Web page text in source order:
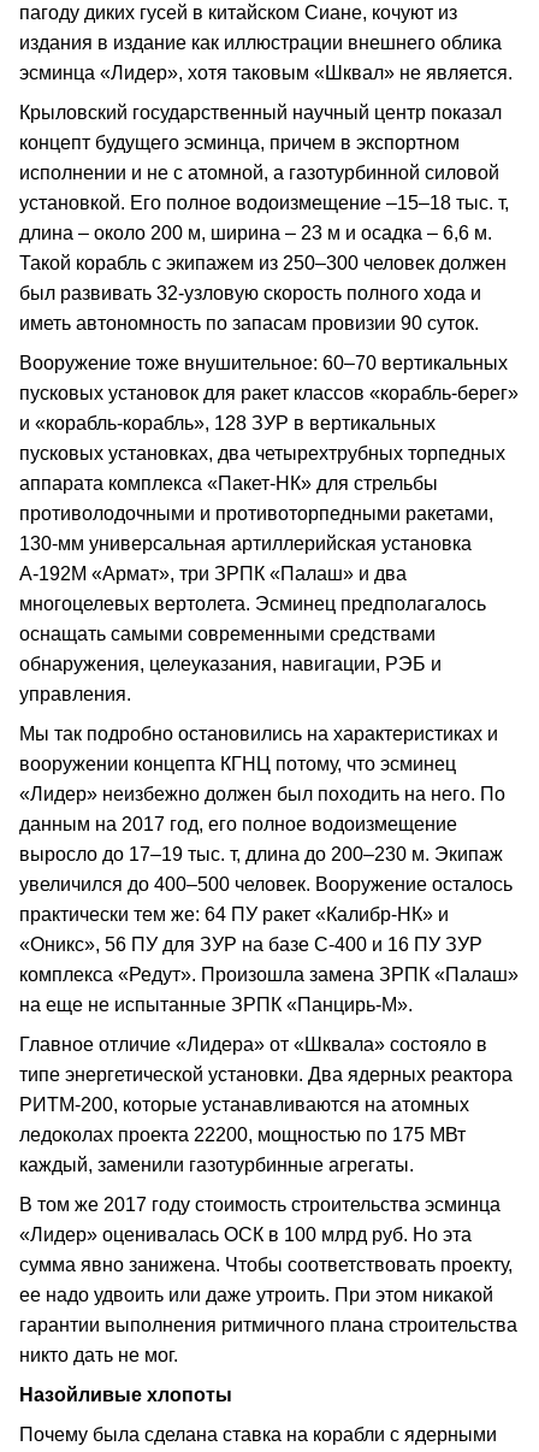
пагоду диких гусей в китайском Сиане, кочуют из
издания в издание как иллюстрации внешнего облика
эсминца «Лидер», хотя таковым «Шквал» не является.
Крыловский государственный научный центр показал
концепт будущего эсминца, причем в экспортном
исполнении и не с атомной, а газотурбинной силовой
установкой. Его полное водоизмещение –15–18 тыс. т,
длина – около 200 м, ширина – 23 м и осадка – 6,6 м.
Такой корабль с экипажем из 250–300 человек должен
был развивать 32-узловую скорость полного хода и
иметь автономность по запасам провизии 90 суток.
Вооружение тоже внушительное: 60–70 вертикальных
пусковых установок для ракет классов «корабль-берег»
и «корабль-корабль», 128 ЗУР в вертикальных
пусковых установках, два четырехтрубных торпедных
аппарата комплекса «Пакет-НК» для стрельбы
противолодочными и противоторпедными ракетами,
130-мм универсальная артиллерийская установка
А-192М «Армат», три ЗРПК «Палаш» и два
многоцелевых вертолета. Эсминец предполагалось
оснащать самыми современными средствами
обнаружения, целеуказания, навигации, РЭБ и
управления.
Мы так подробно остановились на характеристиках и
вооружении концепта КГНЦ потому, что эсминец
«Лидер» неизбежно должен был походить на него. По
данным на 2017 год, его полное водоизмещение
выросло до 17–19 тыс. т, длина до 200–230 м. Экипаж
увеличился до 400–500 человек. Вооружение осталось
практически тем же: 64 ПУ ракет «Калибр-НК» и
«Оникс», 56 ПУ для ЗУР на базе С-400 и 16 ПУ ЗУР
комплекса «Редут». Произошла замена ЗРПК «Палаш»
на еще не испытанные ЗРПК «Панцирь-М».
Главное отличие «Лидера» от «Шквала» состояло в
типе энергетической установки. Два ядерных реактора
РИТМ-200, которые устанавливаются на атомных
ледоколах проекта 22200, мощностью по 175 МВт
каждый, заменили газотурбинные агрегаты.
В том же 2017 году стоимость строительства эсминца
«Лидер» оценивалась ОСК в 100 млрд руб. Но эта
сумма явно занижена. Чтобы соответствовать проекту,
ее надо удвоить или даже утроить. При этом никакой
гарантии выполнения ритмичного плана строительства
никто дать не мог.
Назойливые хлопоты
Почему была сделана ставка на корабли с ядерными